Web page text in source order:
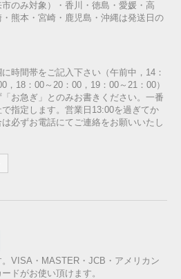
のみ対象）・香川・徳島・愛媛・高
熊本・宮崎・鹿児島・沖縄は発送日の
時間帯をご記入下さい（午前中，14：
，18：00～20：00，19：00～21：00）
お急ぎ」とのみお書きください。一番
指定します。営業日13:00を過ぎてか
必ずお電話にてご連絡をお願いいたし
VISA・MASTER・JCB・アメリカン
ドがお使い頂けます。